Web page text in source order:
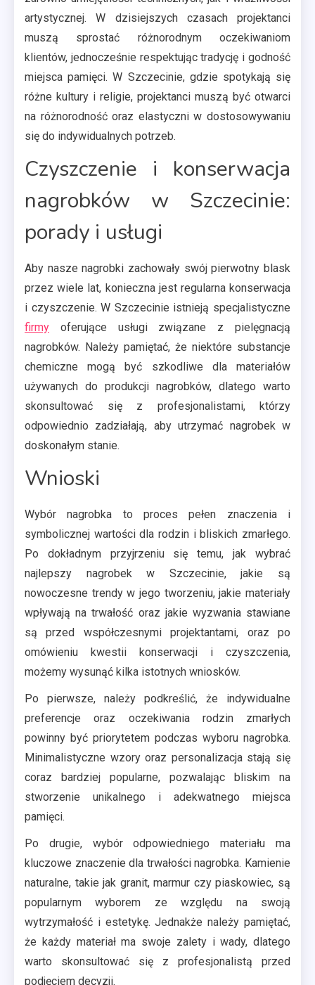
artystycznej. W dzisiejszych czasach projektanci
muszą sprostać różnorodnym oczekiwaniom
klientów, jednocześnie respektując tradycję i godność
miejsca pamięci. W Szczecinie, gdzie spotykają się
różne kultury i religie, projektanci muszą być otwarci
na różnorodność oraz elastyczni w dostosowywaniu
się do indywidualnych potrzeb.
Czyszczenie i konserwacja
nagrobków w Szczecinie:
porady i usługi
Aby nasze nagrobki zachowały swój pierwotny blask
przez wiele lat, konieczna jest regularna konserwacja
i czyszczenie. W Szczecinie istnieją specjalistyczne
firmy oferujące usługi związane z pielęgnacją
nagrobków. Należy pamiętać, że niektóre substancje
chemiczne mogą być szkodliwe dla materiałów
używanych do produkcji nagrobków, dlatego warto
skonsultować się z profesjonalistami, którzy
odpowiednio zadziałają, aby utrzymać nagrobek w
doskonałym stanie.
Wnioski
Wybór nagrobka to proces pełen znaczenia i
symbolicznej wartości dla rodzin i bliskich zmarłego.
Po dokładnym przyjrzeniu się temu, jak wybrać
najlepszy nagrobek w Szczecinie, jakie są
nowoczesne trendy w jego tworzeniu, jakie materiały
wpływają na trwałość oraz jakie wyzwania stawiane
są przed współczesnymi projektantami, oraz po
omówieniu kwestii konserwacji i czyszczenia,
możemy wysunąć kilka istotnych wniosków.
Po pierwsze, należy podkreślić, że indywidualne
preferencje oraz oczekiwania rodzin zmarłych
powinny być priorytetem podczas wyboru nagrobka.
Minimalistyczne wzory oraz personalizacja stają się
coraz bardziej popularne, pozwalając bliskim na
stworzenie unikalnego i adekwatnego miejsca
pamięci.
Po drugie, wybór odpowiedniego materiału ma
kluczowe znaczenie dla trwałości nagrobka. Kamienie
naturalne, takie jak granit, marmur czy piaskowiec, są
popularnym wyborem ze względu na swoją
wytrzymałość i estetykę. Jednakże należy pamiętać,
że każdy materiał ma swoje zalety i wady, dlatego
warto skonsultować się z profesjonalistą przed
podjęciem decyzji.